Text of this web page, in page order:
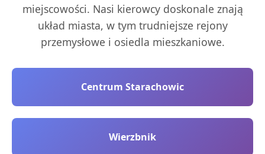
miejscowości. Nasi kierowcy doskonale znają
układ miasta, w tym trudniejsze rejony
przemysłowe i osiedla mieszkaniowe.
Centrum Starachowic
Wierzbnik